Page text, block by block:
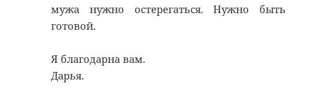
мужа нужно остерегаться. Нужно быть
готовой.
Я благодарна вам.
Дарья.